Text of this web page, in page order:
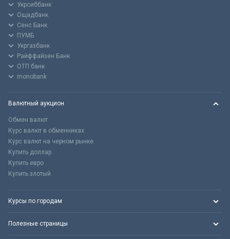
Укрсиббанк
Ощадбанк
Сенс Банк
ПУМБ
Укргазбанк
Райффайзен Банк
ОТП банк
monobank
Валютный аукцион
Обмен валют
Курс валют в обменниках
Курс валют на черном рынке
Купить доллар
Купить евро
Купить злотый
Курсы по городам
Полезные страницы